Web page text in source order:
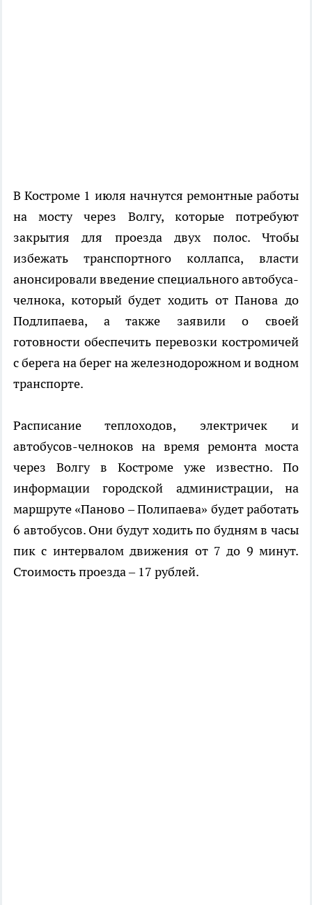
В Костроме 1 июля начнутся ремонтные работы
на мосту через Волгу, которые потребуют
закрытия для проезда двух полос. Чтобы
избежать транспортного коллапса, власти
анонсировали введение специального автобуса-
челнока, который будет ходить от Панова до
Подлипаева, а также заявили о своей
готовности обеспечить перевозки костромичей
с берега на берег на железнодорожном и водном
транспорте.
Расписание теплоходов, электричек и
автобусов-челноков на время ремонта моста
через Волгу в Костроме уже известно. По
информации городской администрации, на
маршруте «Паново – Полипаева» будет работать
6 автобусов. Они будут ходить по будням в часы
пик с интервалом движения от 7 до 9 минут.
Стоимость проезда – 17 рублей.